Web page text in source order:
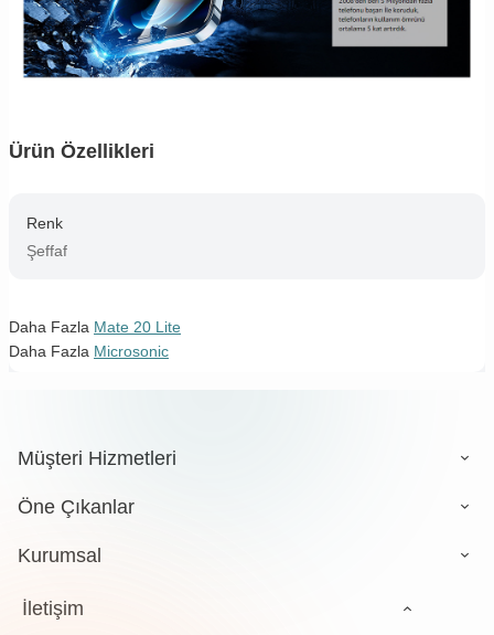
Ürün Özellikleri
Renk
Şeffaf
Daha Fazla Mate 20 Lite
Daha Fazla Microsonic
Müşteri Hizmetleri
Öne Çıkanlar
Kurumsal
İletişim